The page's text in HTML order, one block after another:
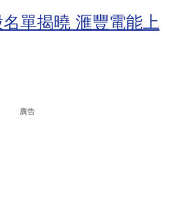
單揭曉 滙豐電能上
廣告